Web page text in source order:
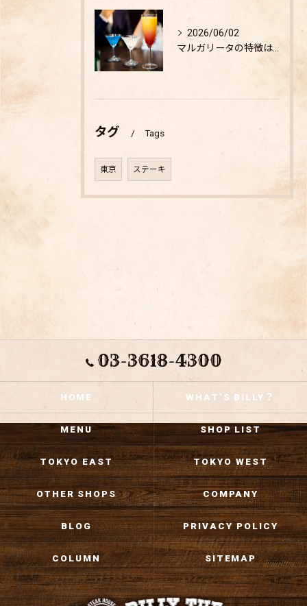
2026/06/02
タグ Tags
東京 ステーキ
03-3618-4300
HOME WHAT’S BILLY？
MENU SHOP LIST
TOKYO EAST TOKYO WEST
OTHER SHOPS COMPANY
BLOG PRIVACY POLICY
COLUMN SITEMAP